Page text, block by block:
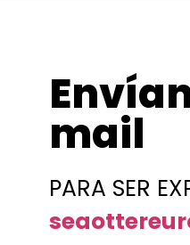
mail
PARA SER